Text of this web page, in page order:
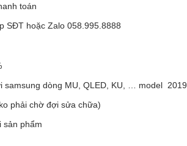
toán
SĐT hoặc Zalo 058.995.8888
samsung dòng MU, QLED, KU, … model 2019
phải chờ đợi sửa chữa)
sản phẩm